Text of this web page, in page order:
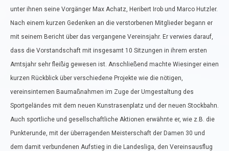
unter ihnen seine Vorgänger Max Achatz, Heribert Irob und Marco Hutzler.
Nach einem kurzen Gedenken an die verstorbenen Mitglieder begann er
mit seinem Bericht über das vergangene Vereinsjahr. Er verwies darauf,
dass die Vorstandschaft mit insgesamt 10 Sitzungen in ihrem ersten
Amtsjahr sehr fleißig gewesen ist. Anschließend machte Wiesinger einen
kurzen Rückblick über verschiedene Projekte wie die nötigen,
vereinsinternen Baumaßnahmen im Zuge der Umgestaltung des
Sportgeländes mit dem neuen Kunstrasenplatz und der neuen Stockbahn.
Auch sportliche und gesellschaftliche Aktionen erwähnte er, wie z.B. die
Punkterunde, mit der überragenden Meisterschaft der Damen 30 und
dem damit verbundenen Aufstieg in die Landesliga, den Vereinsausflug